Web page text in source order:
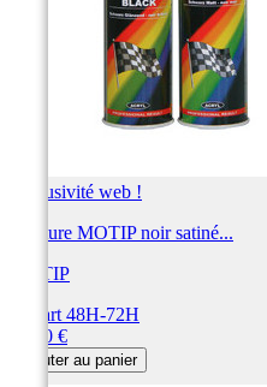
Exclusivité web !
Peinture MOTIP noir satiné...
MOTIP
Départ 48H-72H
23,80 €
Ajouter au panier